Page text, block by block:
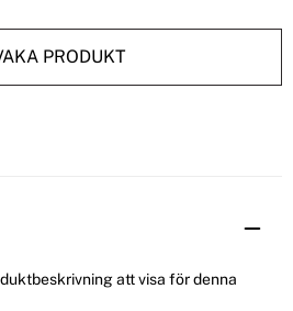
PRODUKT
att visa för denna